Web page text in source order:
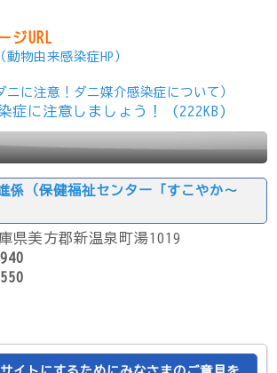
URL
物由来感染症HP）
ニに注意！ダニ媒介感染症について）
症に注意しましょう！ (222KB)
（保健福祉センター「すこやか～
県美方郡新温泉町湯1019